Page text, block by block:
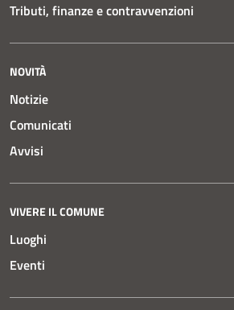
Tributi, finanze e contravvenzioni
NOVITÀ
Notizie
Comunicati
Avvisi
VIVERE IL COMUNE
Luoghi
Eventi